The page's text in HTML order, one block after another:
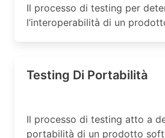
Il processo di testing per
l’interoperabilità di un
Testing Di Portabilità
Il processo di testing atto a
portabilità di un prodotto